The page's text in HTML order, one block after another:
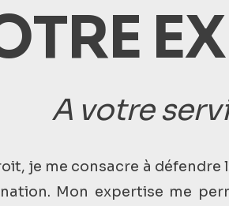
A votre
je me consacre à
Mon expertise me